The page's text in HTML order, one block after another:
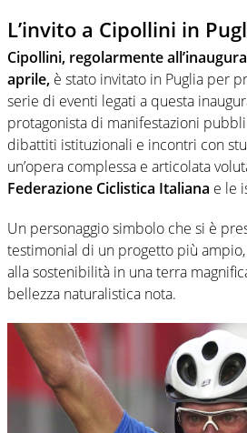
L’invito a Cipollini in
Cipollini, regolarmente
aprile, è stato invitato in Puglia per
serie di eventi legati a questa
protagonista di manifestazioni
dibattiti istituzionali e incontri con
un’opera complessa e articolata
Federazione Ciclistica Italiana e le
Un personaggio simbolo che si è
testimonial di un progetto più
alla sostenibilità in una terra
bellezza naturalistica nota.